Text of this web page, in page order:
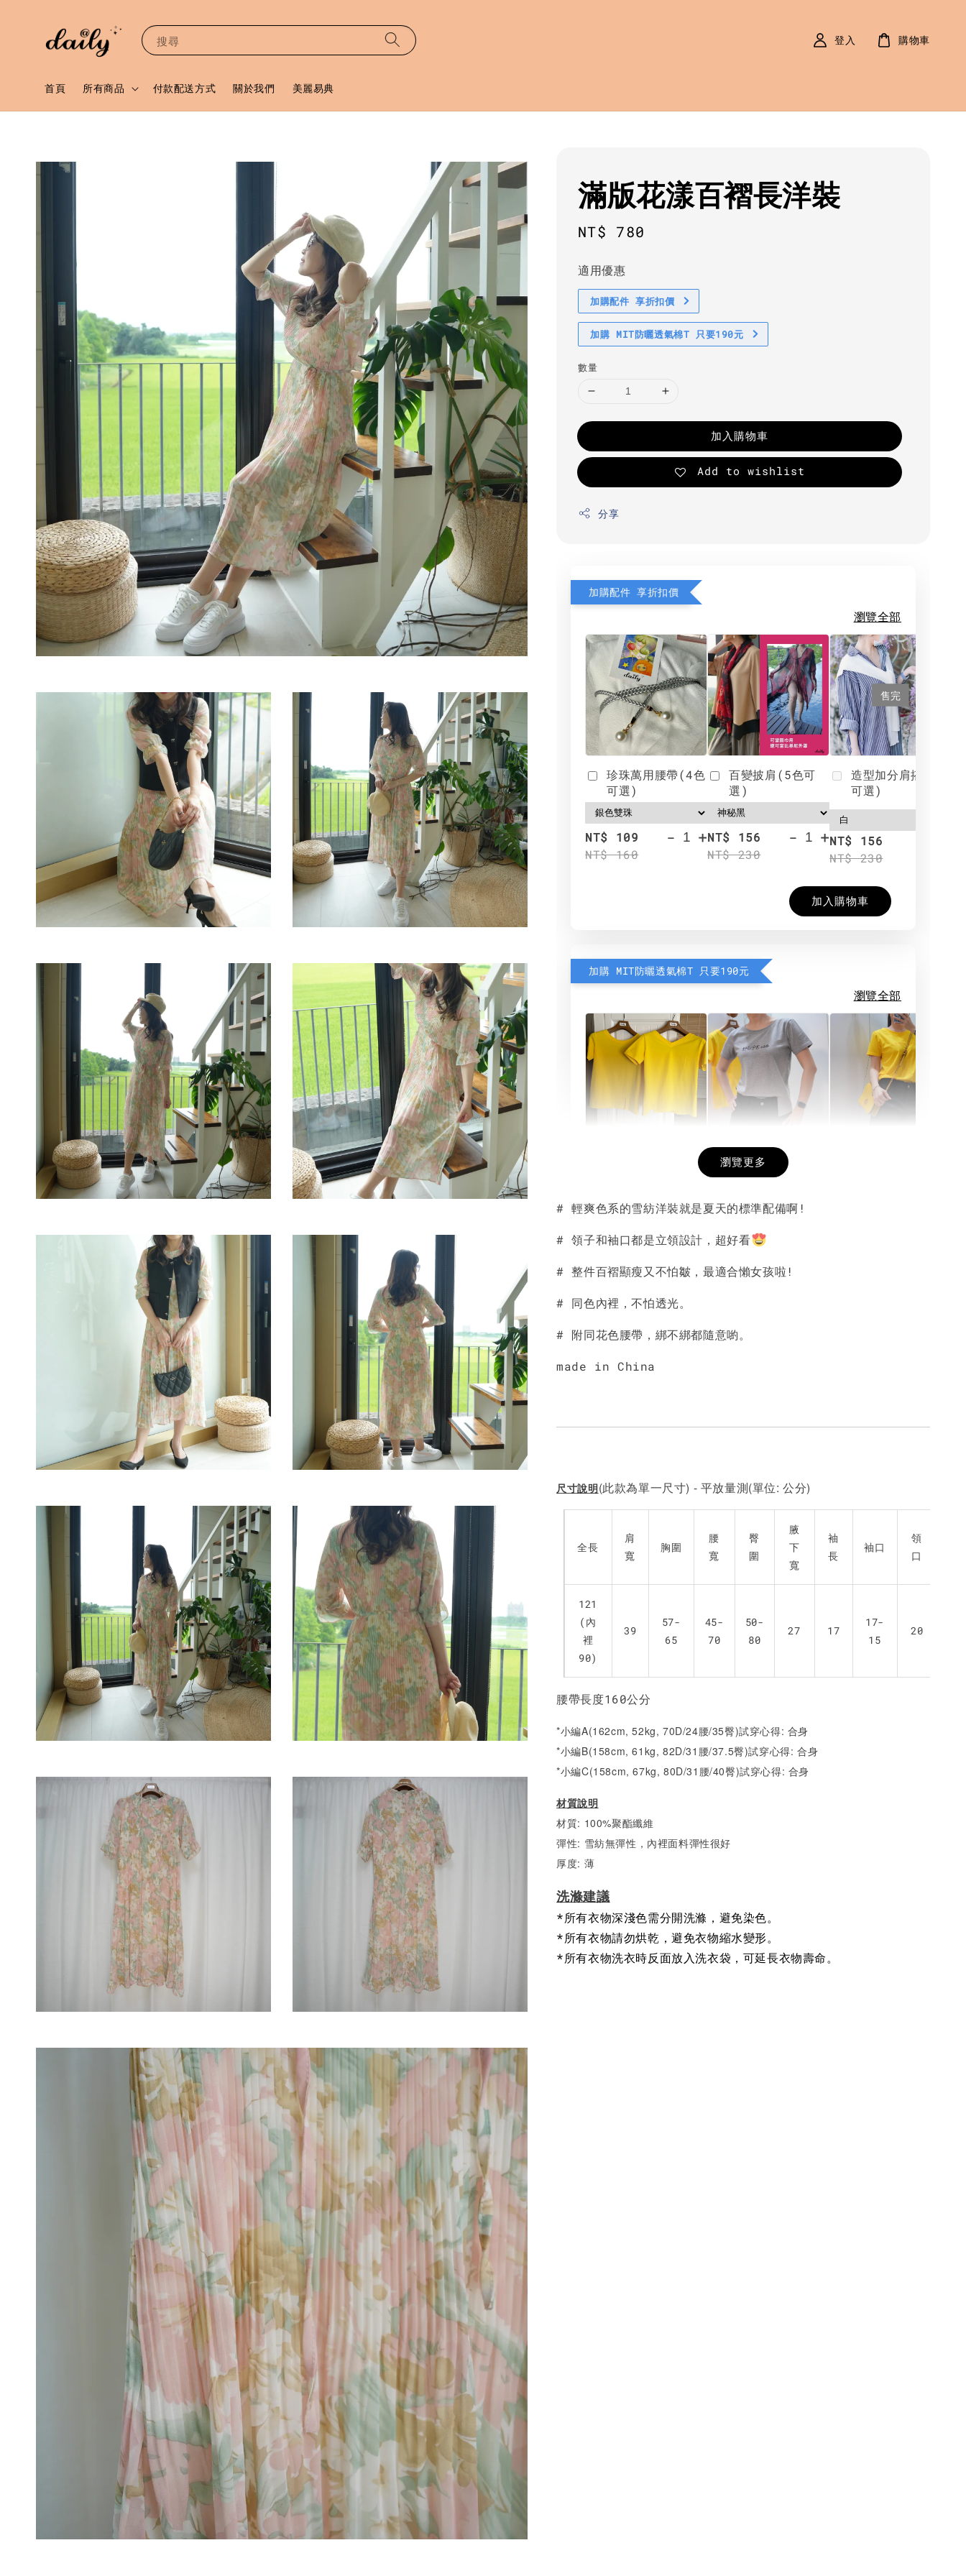
搜尋
首頁 所有商品 付款配送方式 關於我們 美麗易典
登入 購物車
滿版花漾百褶長洋裝
Regular
NT$ 780
適用優惠
加購配件 享折扣價
加購 MIT防曬透氣棉T 只要190元
數量
加入購物車
Add to wishlist
分享
加購配件 享折扣價
瀏覽全部
珍珠萬用腰帶(4色
可選)
NT$ 109
NT$ 160
- +
百變披肩(5色可
選)
NT$ 156
NT$ 230
- +
售完
造型加分肩搭(4色
可選)
NT$ 156
NT$ 230
加入購物車
加購 MIT防曬透氣棉T 只要190元
瀏覽全部
NT$ 190
NT$ 450
- +
希望相隨雙面T
NT$ 190
NT$ 450
-
瀏覽更多
# 輕爽色系的雪紡洋裝就是夏天的標準配備啊!
# 領子和袖口都是立領設計，超好看
# 整件百褶顯瘦又不怕皺，最適合懶女孩啦!
# 同色內裡，不怕透光。
# 附同花色腰帶，綁不綁都隨意喲。
made in China
尺寸說明(此款為單一尺寸) - 平放量測(單位: 公分)
全長
肩
寬
胸圍
腰
寬
臀
圍
腋
下
寬
袖
長
袖口
領
口
121
(內
裡
90)
39
57-
65
45-
70
50-
80
27 17
17-
15
20
腰帶長度160公分
*小編A(162cm, 52kg, 70D/24腰/35臀)試穿心得: 合身
*小編B(158cm, 61kg, 82D/31腰/37.5臀)試穿心得: 合身
*小編C(158cm, 67kg, 80D/31腰/40臀)試穿心得: 合身
材質說明
材質: 100%聚酯纖維
彈性: 雪紡無彈性，內裡面料彈性很好
厚度: 薄
洗滌建議
*所有衣物深淺色需分開洗滌，避免染色。
*所有衣物請勿烘乾，避免衣物縮水變形。
*所有衣物洗衣時反面放入洗衣袋，可延長衣物壽命。